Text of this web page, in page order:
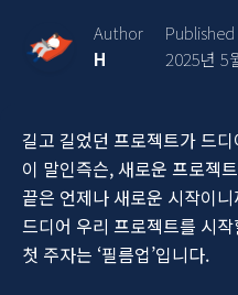
Author
H
Published
2025년 5
길고 길었던 프로젝트가 드
이 말인즉슨, 새로운 프로젝
끝은 언제나 새로운 시작이
드디어 우리 프로젝트를 시
첫 주자는 ‘필름업’입니다.